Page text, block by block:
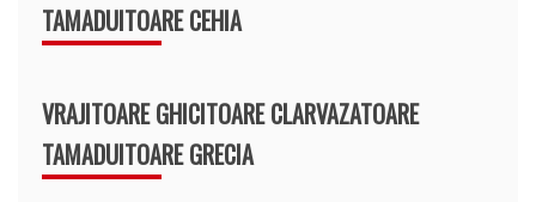
TAMADUITOARE CEHIA
VRAJITOARE GHICITOARE CLARVAZATOARE
TAMADUITOARE GRECIA